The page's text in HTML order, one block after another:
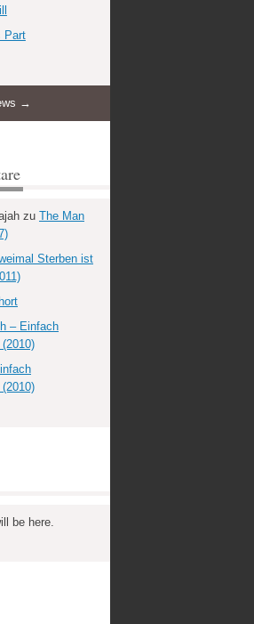
Part
→
zu The Man
Sterben ist
– Einfach
be here.